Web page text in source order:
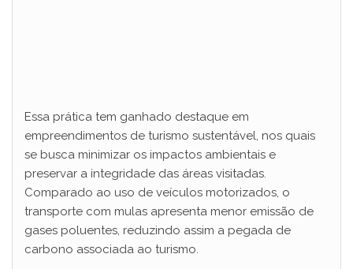
Essa prática tem ganhado destaque em
empreendimentos de turismo sustentável, nos quais
se busca minimizar os impactos ambientais e
preservar a integridade das áreas visitadas.
Comparado ao uso de veículos motorizados, o
transporte com mulas apresenta menor emissão de
gases poluentes, reduzindo assim a pegada de
carbono associada ao turismo.